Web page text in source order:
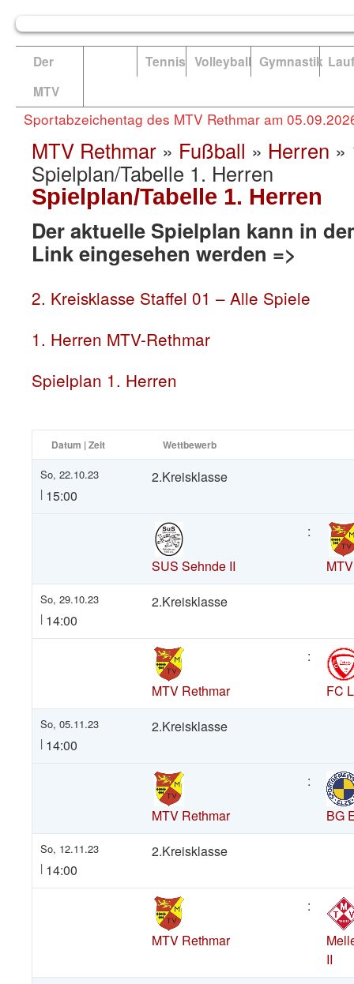
Der
MTV
Tennis Volleyball Gymnastik
Sportabzeichentag des MTV Rethmar am
MTV Rethmar » Fußball » Herren »
Spielplan/Tabelle 1. Herren
Spielplan/Tabelle 1. Herren
Der aktuelle Spielplan kann in
Link eingesehen werden =>
2. Kreisklasse Staffel 01 – Alle Spiele
1. Herren MTV-Rethmar
Spielplan 1. Herren
Datum | Zeit Wettbewerb
So, 22.10.23
| 15:00
2.Kreisklasse
SUS Sehnde II
:
So, 29.10.23
| 14:00
2.Kreisklasse
MTV Rethmar
:
FC
So, 05.11.23
| 14:00
2.Kreisklasse
MTV Rethmar
:
BG
So, 12.11.23
| 14:00
2.Kreisklasse
MTV Rethmar
:
II